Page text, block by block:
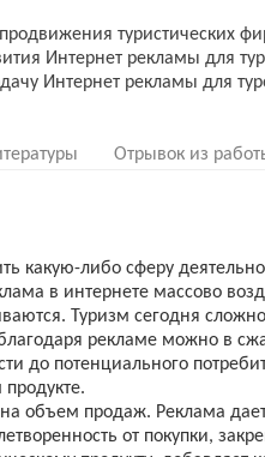
туристических
Интернет рекламы для
Интернет рекламы для
Отрывок из
какую-либо сферу
в интернете массово
Туризм сегодня
рекламе можно в
до потенциального
объем продаж. Реклама
от покупки,